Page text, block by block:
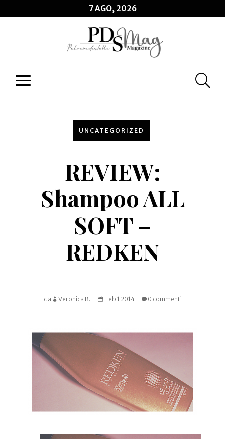
7 AGO, 2026
UNCATEGORIZED
REVIEW:
Shampoo ALL
SOFT –
REDKEN
da Veronica B. Feb 1 2014 0 commenti